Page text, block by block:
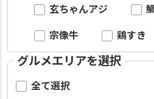
玄ちゃんアジ
宗像牛 鶏すき
グルメエリアを選択
全て選択